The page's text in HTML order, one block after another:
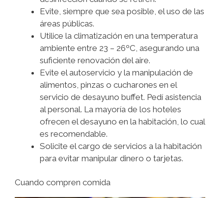
Evite, siempre que sea posible, el uso de las
áreas públicas.
Utilice la climatización en una temperatura
ambiente entre 23 – 26ºC, asegurando una
suficiente renovación del aire.
Evite el autoservicio y la manipulación de
alimentos, pinzas o cucharones en el
servicio de desayuno buffet. Pedí asistencia
al personal. La mayoría de los hoteles
ofrecen el desayuno en la habitación, lo cual
es recomendable.
Solicite el cargo de servicios a la habitación
para evitar manipular dinero o tarjetas.
Cuando compren comida